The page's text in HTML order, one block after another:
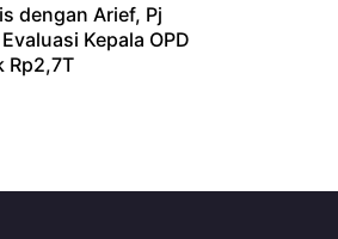
dengan Arief, Pj
Kepala OPD
Rp2,7T